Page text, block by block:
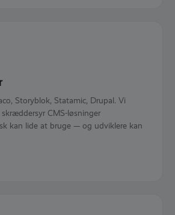
Storyblok, Statamic, Drupal. Vi
CMS-løsninger
kan lide at bruge — og udviklere kan